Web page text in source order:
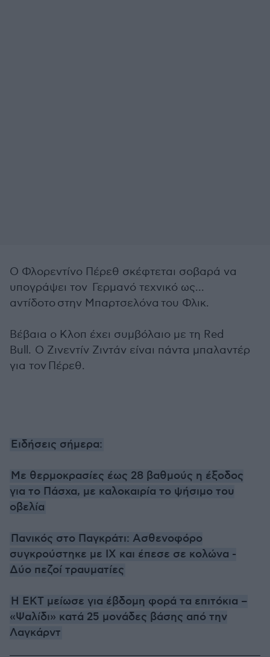
Ο Φλορεντίνο Πέρεθ σκέφτεται σοβαρά να
υπογράψει τον Γερμανό τεχνικό ως...
αντίδοτο στην Μπαρτσελόνα του Φλικ.
Βέβαια ο Κλοπ έχει συμβόλαιο με τη Red
Bull. O Ζινεντίν Ζιντάν είναι πάντα μπαλαντέρ
για τον Πέρεθ.
Ειδήσεις σήμερα:
Με θερμοκρασίες έως 28 βαθμούς η έξοδος
για το Πάσχα, με καλοκαιρία το ψήσιμο του
οβελία
Πανικός στο Παγκράτι: Ασθενοφόρο
συγκρούστηκε με ΙΧ και έπεσε σε κολώνα -
Δύο πεζοί τραυματίες
H EKT μείωσε για έβδομη φορά τα επιτόκια –
«Ψαλίδι» κατά 25 μονάδες βάσης από την
Λαγκάρντ